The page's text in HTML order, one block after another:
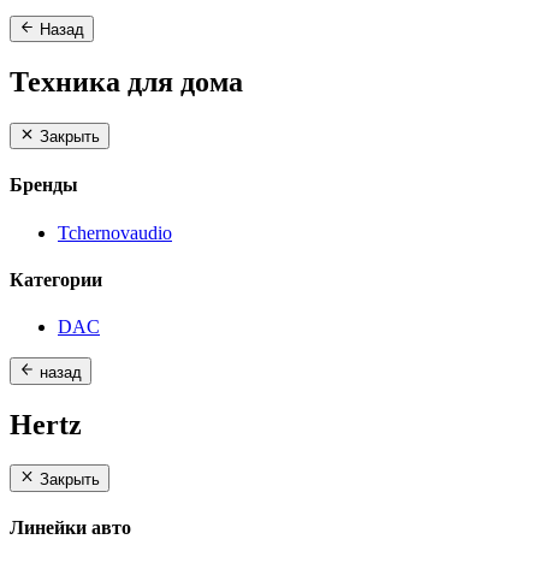
Назад
Техника для дома
Закрыть
Бренды
Tchernovaudio
Категории
DAC
назад
Hertz
Закрыть
Линейки авто